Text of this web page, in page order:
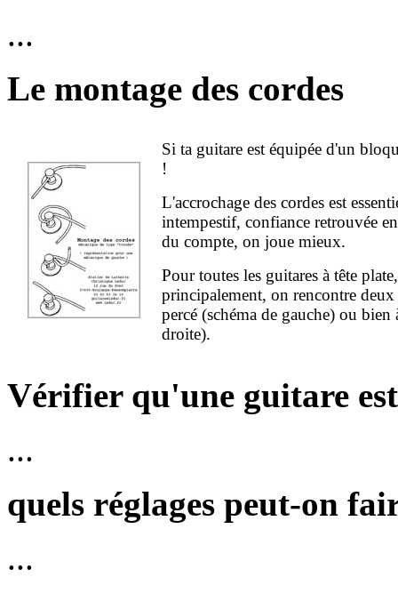
...
Le montage des cordes
Si ta guitare est équipée d'un
!
L'accrochage des cordes est
intempestif, confiance retrouvée
du compte, on joue mieux.
Pour toutes les guitares à tête
principalement, on rencontre deux
percé (schéma de gauche) ou bien
droite).
Vérifier qu'une guitare
...
quels réglages peut-on
...